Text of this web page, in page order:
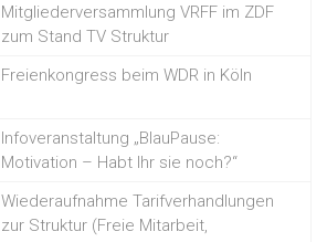
Mitgliederversammlung VRFF im ZDF
zum Stand TV Struktur
Freienkongress beim WDR in Köln
Infoveranstaltung „BlauPause:
Motivation – Habt Ihr sie noch?“
Wiederaufnahme Tarifverhandlungen
zur Struktur (Freie Mitarbeit,